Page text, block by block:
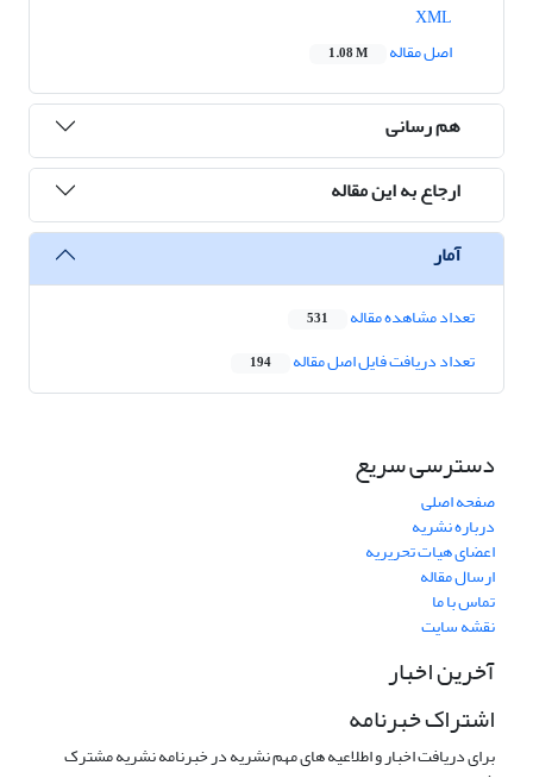
اصل مقاله
1.08 M
هم رسانی
ارجاع به این مقاله
آمار
تعداد مشاهده مقاله 531
تعداد دریافت فایل اصل مقاله 194
دسترسی سریع
صفحه اصلی
درباره نشریه
اعضای هیات تحریریه
ارسال مقاله
تماس با ما
نقشه سایت
آخرین اخبار
اشتراک خبرنامه
برای دریافت اخبار و اطلاعیه های مهم نشریه در خبرنامه نشریه مشترک